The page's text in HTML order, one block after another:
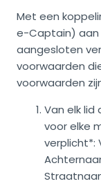
Met een
e-Captain) aan
aangesloten
voorwaarden
voorwaarden
Van elk
voor elke
verplicht*: